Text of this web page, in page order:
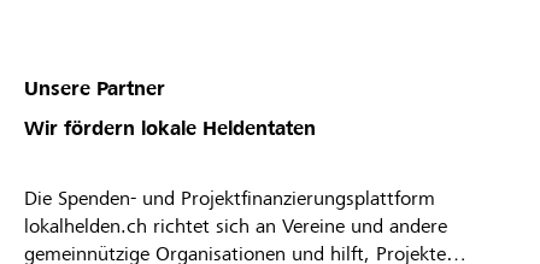
Unsere Partner
Wir fördern lokale Heldentaten
Die Spenden- und Projektfinanzierungsplattform
lokalhelden.ch richtet sich an Vereine und andere
gemeinnützige Organisationen und hilft, Projekte